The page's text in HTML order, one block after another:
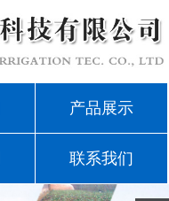
产品展示
联系我们